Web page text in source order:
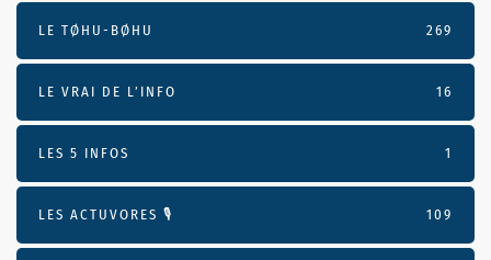
LE TØHU-BØHU 269
LE VRAI DE L’INFO 16
LES 5 INFOS 1
LES ACTUVORES 🎙 109